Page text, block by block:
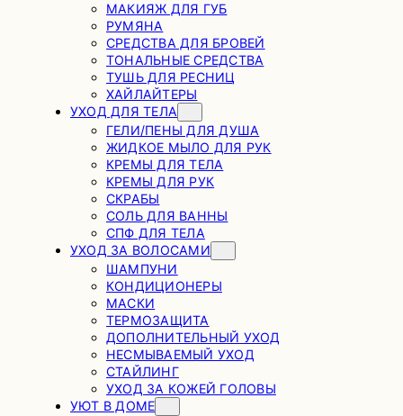
МАКИЯЖ ДЛЯ ГУБ
РУМЯНА
СРЕДСТВА ДЛЯ БРОВЕЙ
ТОНАЛЬНЫЕ СРЕДСТВА
ТУШЬ ДЛЯ РЕСНИЦ
ХАЙЛАЙТЕРЫ
УХОД ДЛЯ ТЕЛА
ГЕЛИ/ПЕНЫ ДЛЯ ДУША
ЖИДКОЕ МЫЛО ДЛЯ РУК
КРЕМЫ ДЛЯ ТЕЛА
КРЕМЫ ДЛЯ РУК
СКРАБЫ
СОЛЬ ДЛЯ ВАННЫ
СПФ ДЛЯ ТЕЛА
УХОД ЗА ВОЛОСАМИ
ШАМПУНИ
КОНДИЦИОНЕРЫ
МАСКИ
ТЕРМОЗАЩИТА
ДОПОЛНИТЕЛЬНЫЙ УХОД
НЕСМЫВАЕМЫЙ УХОД
СТАЙЛИНГ
УХОД ЗА КОЖЕЙ ГОЛОВЫ
УЮТ В ДОМЕ